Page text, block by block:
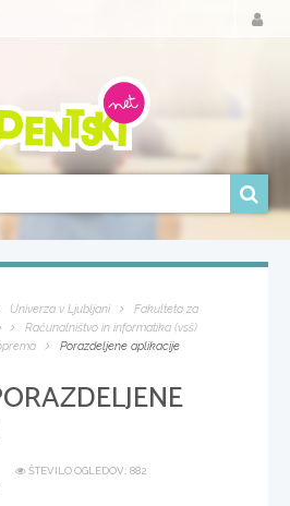
Univerza v Ljubljani
Fakulteta za
Računalništvo in informatika (vsš)
Porazdeljene aplikacije
ŠTEVILO OGLEDOV: 882